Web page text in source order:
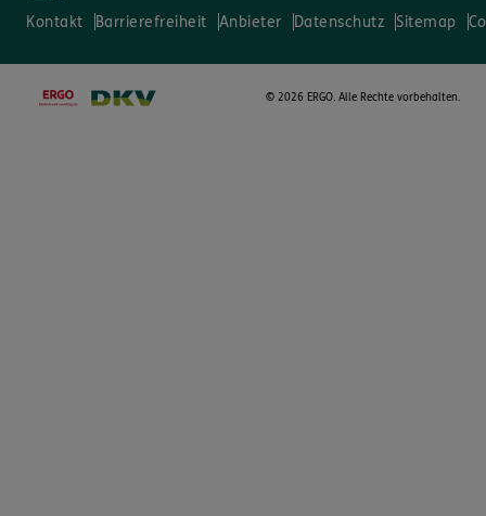
Kontakt Barrierefreiheit Anbieter Datenschutz Sitemap
© 2026 ERGO. Alle Rechte vorbehalten.